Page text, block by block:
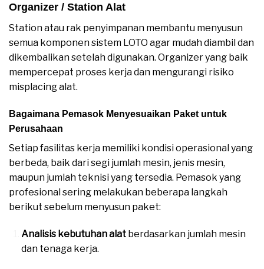
Organizer / Station Alat
Station atau rak penyimpanan membantu menyusun
semua komponen sistem LOTO agar mudah diambil dan
dikembalikan setelah digunakan. Organizer yang baik
mempercepat proses kerja dan mengurangi risiko
misplacing alat.
Bagaimana Pemasok Menyesuaikan Paket untuk
Perusahaan
Setiap fasilitas kerja memiliki kondisi operasional yang
berbeda, baik dari segi jumlah mesin, jenis mesin,
maupun jumlah teknisi yang tersedia. Pemasok yang
profesional sering melakukan beberapa langkah
berikut sebelum menyusun paket:
Analisis kebutuhan alatberdasarkan jumlah mesin
dan tenaga kerja.